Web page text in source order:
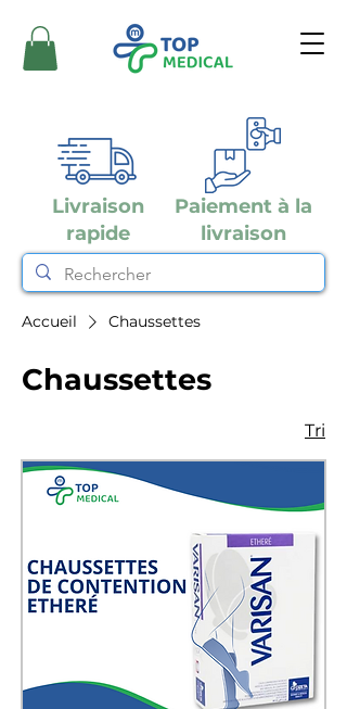
Livraison
rapide
Paiement à la
livraison
Accueil Chaussettes
Chaussettes
Tri